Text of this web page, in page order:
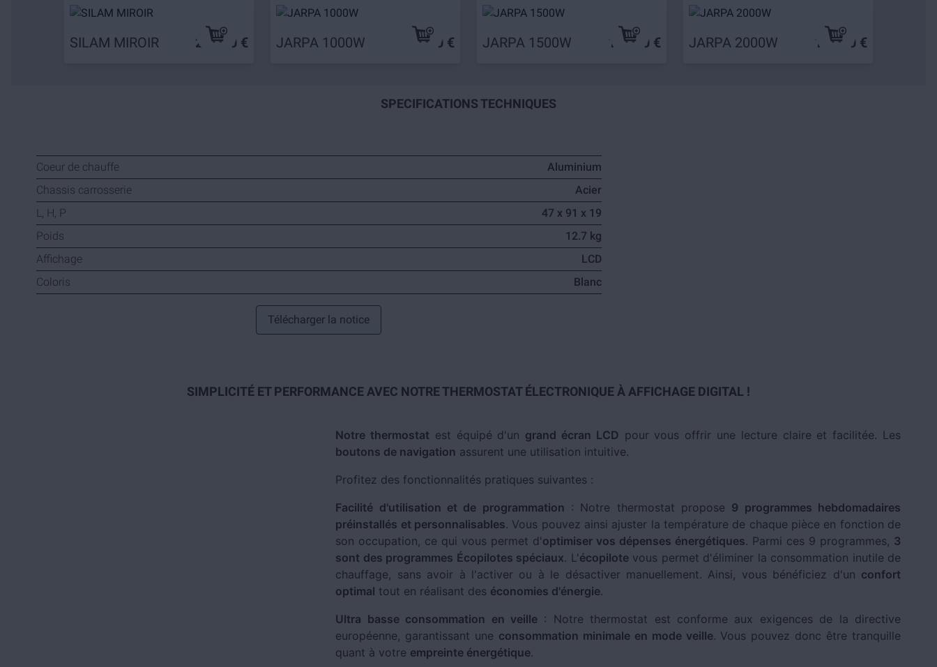
SILAM MIROIR 219,90 € JARPA 1000W 79,90 € JARPA 1500W 109,90 € JARPA 2000W 139,90 €
SPECIFICATIONS TECHNIQUES
Coeur de chauffe
Aluminium
Chassis carrosserie
Acier
L, H, P
47 x 91 x 19
Poids
12.7 kg
Affichage
LCD
Coloris
Blanc
Télécharger la notice
SIMPLICITÉ ET PERFORMANCE AVEC NOTRE THERMOSTAT ÉLECTRONIQUE À AFFICHAGE DIGITAL !
Notre thermostat est équipé d'un grand écran LCD pour vous offrir une lecture claire et facilitée. Les
boutons de navigation assurent une utilisation intuitive.
Profitez des fonctionnalités pratiques suivantes :
Facilité d'utilisation et de programmation : Notre thermostat propose 9 programmes hebdomadaires
préinstallés et personnalisables. Vous pouvez ainsi ajuster la température de chaque pièce en fonction de
son occupation, ce qui vous permet d'optimiser vos dépenses énergétiques. Parmi ces 9 programmes, 3
sont des programmes Écopilotes spéciaux. L'écopilotevous permet d'éliminer la consommation inutile de
chauffage, sans avoir à l'activer ou à le désactiver manuellement. Ainsi, vous bénéficiez d'un confort
optimal tout en réalisant des économies d'énergie.
Ultra basse consommation en veille: Notre thermostat est conforme aux exigences de la directive
européenne, garantissant une consommation minimale en mode veille. Vous pouvez donc être tranquille
quant à votre empreinte énergétique.